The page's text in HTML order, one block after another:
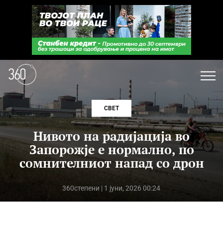
СВЕТ
Нивото на радијација во
Запорожје е нормално, по
сомнителниот напад со дрон
360степени | 1 јуни, 2026 00:24